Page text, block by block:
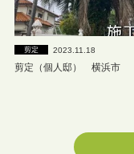
剪定 2023.11.18
剪定（個人邸） 横浜市